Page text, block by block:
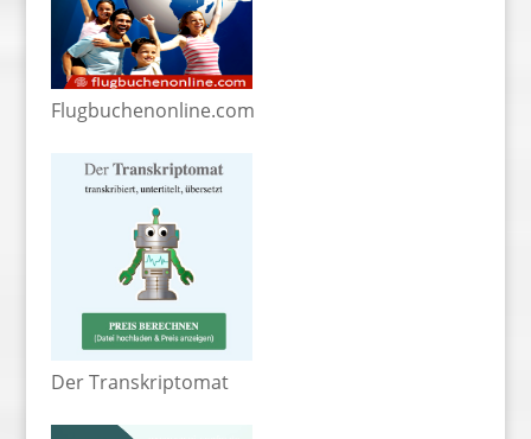
Flugbuchenonline.com
Der Transkriptomat